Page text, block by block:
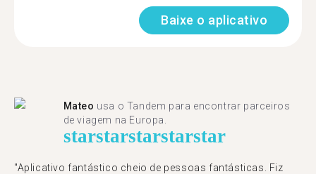
Baixe o aplicativo
Mateo usa o Tandem para encontrar parceiros
de viagem na Europa.
starstarstarstarstar
"Aplicativo fantástico cheio de pessoas fantásticas. Fiz